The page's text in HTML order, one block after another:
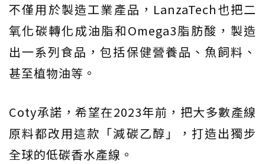
不僅用於製造工業產品，LanzaTech也把二
氧化碳轉化成油脂和Omega3脂肪酸，製造
出一系列食品，包括保健營養品、魚飼料、
甚至植物油等。
Coty承諾，希望在2023年前，把大多數產線
原料都改用這款「減碳乙醇」，打造出獨步
全球的低碳香水產線。